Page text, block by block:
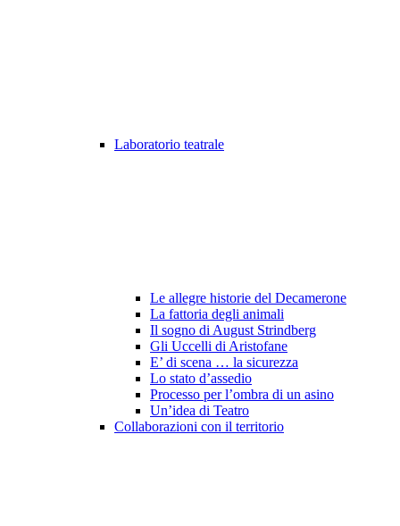
Laboratorio teatrale
Le allegre historie del Decamerone
La fattoria degli animali
Il sogno di August Strindberg
Gli Uccelli di Aristofane
E’ di scena … la sicurezza
Lo stato d’assedio
Processo per l’ombra di un asino
Un’idea di Teatro
Collaborazioni con il territorio